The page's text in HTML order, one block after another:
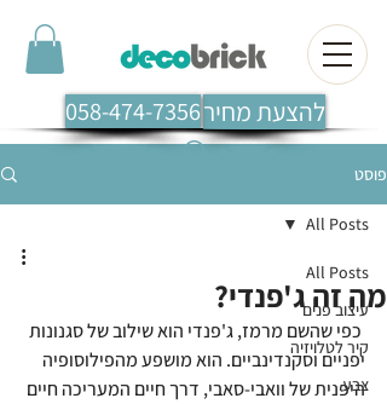
להצעת מחיר058-474-7356
פוסט
All Posts
עיצוב פנים
קיר לטלויזיה
צבע
All Posts
מה זה ג'פנדי?
כפי שהשם מרמז, ג'פנדי הוא שילוב של סגנונות
יפניים וסקנדינביים. הוא מושפע מהפילוסופיה
היפנית של וואבי-סאבי, דרך חיים המעריכה חיים